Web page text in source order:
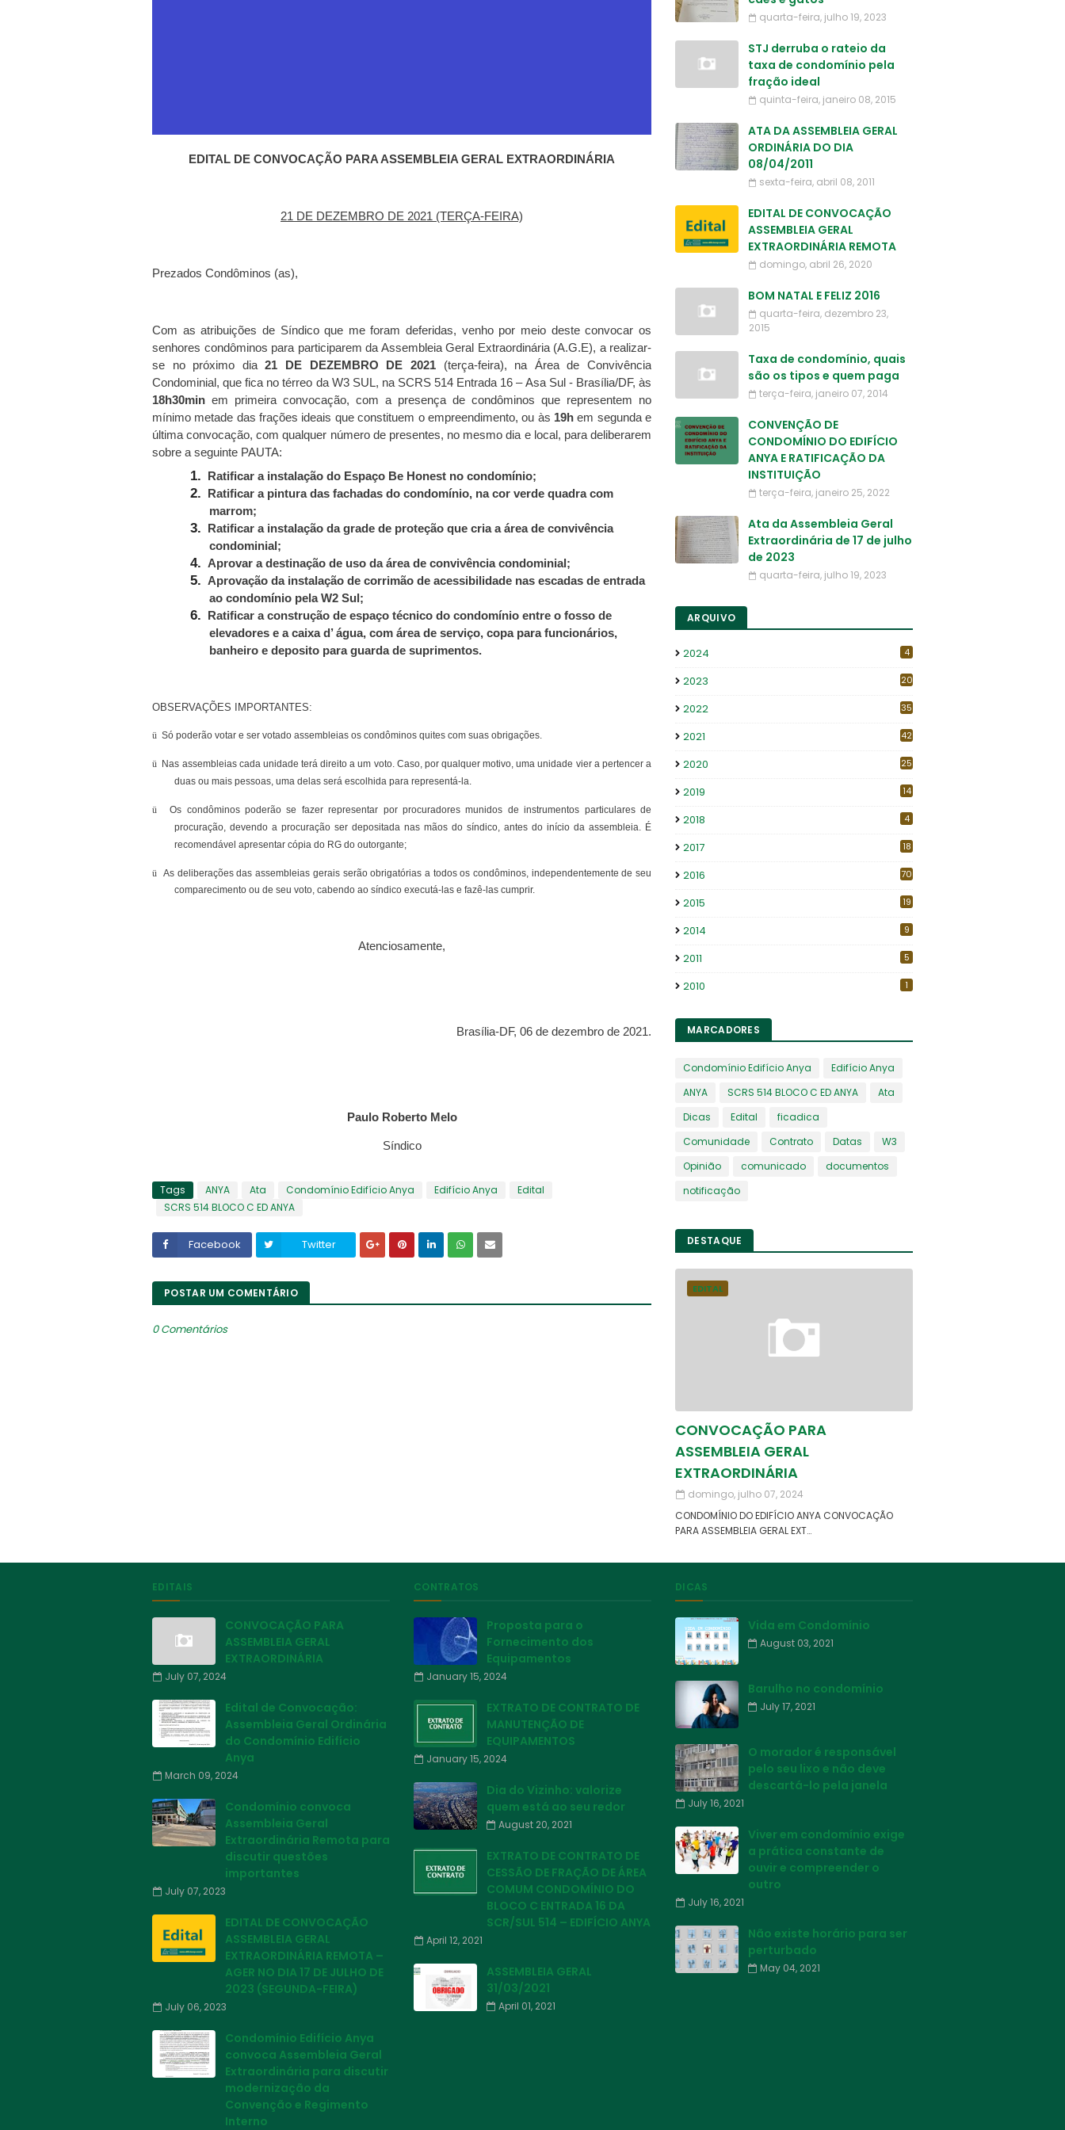
EDITAL DE CONVOCAÇÃO PARA ASSEMBLEIA GERAL EXTRAORDINÁRIA
21 DE DEZEMBRO DE 2021 (TERÇA-FEIRA)
Prezados Condôminos (as),
Com as atribuições de Síndico que me foram deferidas, venho por meio deste convocar os
senhores condôminos para participarem da Assembleia Geral Extraordinária (A.G.E), a realizar-
se no próximo dia21 DE DEZEMBRO DE 2021 (terça-feira), na Área de Convivência
Condominial, que fica no térreo da W3 SUL, na SCRS 514 Entrada 16 – Asa Sul - Brasília/DF, às
18h30min em primeira convocação, com a presença de condôminos que representem no
mínimo metade das frações ideais que constituem o empreendimento, ou às 19hem segunda e
última convocação, com qualquer número de presentes, no mesmo dia e local, para deliberarem
sobre a seguinte PAUTA:
1. Ratificar a instalação do Espaço Be Honest no condomínio;
2. Ratificar a pintura das fachadas do condomínio, na cor verde quadra com
marrom;
3. Ratificar a instalação da grade de proteção que cria a área de convivência
condominial;
4. Aprovar a destinação de uso da área de convivência condominial;
5. Aprovação da instalação de corrimão de acessibilidade nas escadas de entrada
ao condomínio pela W2 Sul;
6. Ratificar a construção de espaço técnico do condomínio entre o fosso de
elevadores e a caixa d’ água, com área de serviço, copa para funcionários,
banheiro e deposito para guarda de suprimentos.
OBSERVAÇÕES IMPORTANTES:
ü Só poderão votar e ser votado assembleias os condôminos quites com suas obrigações.
ü Nas assembleias cada unidade terá direito a um voto. Caso, por qualquer motivo, uma unidade vier a pertencer a
duas ou mais pessoas, uma delas será escolhida para representá-la.
ü
Os condôminos poderão se fazer representar por procuradores munidos de instrumentos particulares de
procuração, devendo a procuração ser depositada nas mãos do síndico, antes do início da assembleia. É
recomendável apresentar cópia do RG do outorgante;
ü As deliberações das assembleias gerais serão obrigatórias a todos os condôminos, independentemente de seu
comparecimento ou de seu voto, cabendo ao síndico executá-las e fazê-las cumprir.
Atenciosamente,
Brasília-DF, 06 de dezembro de 2021.
Paulo Roberto Melo
Síndico
Tags ANYA Ata Condomínio Edifício Anya Edifício Anya
Edital
SCRS 514 BLOCO C ED ANYA
Facebook Twitter
POSTAR UM COMENTÁRIO
0 Comentários
quarta-feira, julho 19, 2023
STJ derruba o rateio da
taxa de condomínio pela
fração ideal
quinta-feira, janeiro 08, 2015
ATA DA ASSEMBLEIA GERAL
ORDINÁRIA DO DIA
08/04/2011
sexta-feira, abril 08, 2011
EDITAL DE CONVOCAÇÃO
ASSEMBLEIA GERAL
EXTRAORDINÁRIA REMOTA
domingo, abril 26, 2020
BOM NATAL E FELIZ 2016
quarta-feira, dezembro 23,
2015
Taxa de condomínio, quais
são os tipos e quem paga
terça-feira, janeiro 07, 2014
CONVENÇÃO DE
CONDOMÍNIO DO EDIFÍCIO
ANYA E RATIFICAÇÃO DA
INSTITUIÇÃO
terça-feira, janeiro 25, 2022
Ata da Assembleia Geral
Extraordinária de 17 de julho
de 2023
quarta-feira, julho 19, 2023
ARQUIVO
2024 4
2023 20
2022 35
2021 42
2020 25
2019 14
2018 4
2017 18
2016 70
2015 19
2014 9
2011 5
2010 1
MARCADORES
Condomínio Edifício Anya
Edifício Anya
ANYA
SCRS 514 BLOCO C ED ANYA
Ata
Dicas
Edital
ficadica
Comunidade
Contrato Datas
W3
Opinião
comunicado
documentos
notificação
DESTAQUE
EDITAL
CONVOCAÇÃO PARA
ASSEMBLEIA GERAL
EXTRAORDINÁRIA
domingo, julho 07, 2024
CONDOMÍNIO DO EDIFÍCIO ANYA CONVOCAÇÃO
PARA ASSEMBLEIA GERAL EXT…
EDITAIS
CONVOCAÇÃO PARA
ASSEMBLEIA GERAL
EXTRAORDINÁRIA
July 07, 2024
Edital de Convocação:
Assembleia Geral Ordinária
do Condomínio Edifício
Anya
March 09, 2024
Condomínio convoca
Assembleia Geral
Extraordinária Remota para
discutir questões
importantes
July 07, 2023
EDITAL DE CONVOCAÇÃO
ASSEMBLEIA GERAL
EXTRAORDINÁRIA REMOTA –
AGER NO DIA 17 DE JULHO DE
2023 (SEGUNDA-FEIRA)
July 06, 2023
Condomínio Edifício Anya
convoca Assembleia Geral
Extraordinária para discutir
modernização da
Convenção e Regimento
Interno
CONTRATOS
Proposta para o
Fornecimento dos
Equipamentos
January 15, 2024
EXTRATO DE CONTRATO DE
MANUTENÇÃO DE
EQUIPAMENTOS
January 15, 2024
Dia do Vizinho: valorize
quem está ao seu redor
August 20, 2021
EXTRATO DE CONTRATO DE
CESSÃO DE FRAÇÃO DE ÁREA
COMUM CONDOMÍNIO DO
BLOCO C ENTRADA 16 DA
SCR/SUL 514 – EDIFÍCIO ANYA
April 12, 2021
ASSEMBLEIA GERAL
31/03/2021
April 01, 2021
DICAS
Vida em Condomínio
August 03, 2021
Barulho no condomínio
July 17, 2021
O morador é responsável
pelo seu lixo e não deve
descartá-lo pela janela
July 16, 2021
Viver em condomínio exige
a prática constante de
ouvir e compreender o
outro
July 16, 2021
Não existe horário para ser
perturbado
May 04, 2021